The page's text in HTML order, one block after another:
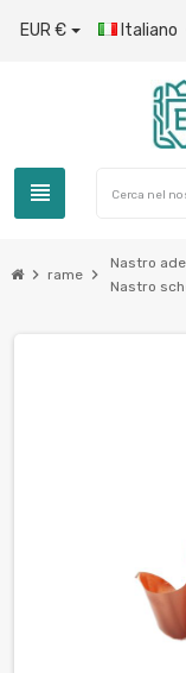
EUR € Italiano
view_headline
chevron_right rame chevron_right
Nastro
Nastro